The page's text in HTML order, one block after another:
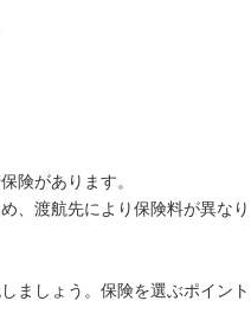
険があります。
、渡航先により保険料が異なり
ましょう。保険を選ぶポイント